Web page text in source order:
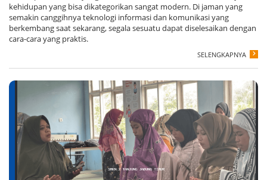
kehidupan yang bisa dikategorikan sangat modern. Di jaman yang
semakin canggihnya teknologi informasi dan komunikasi yang
berkembang saat sekarang, segala sesuatu dapat diselesaikan dengan
cara-cara yang praktis.
SELENGKAPNYA